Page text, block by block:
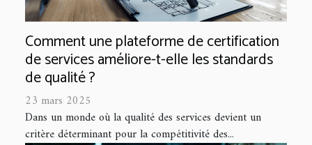
Comment une plateforme de certification
de services améliore-t-elle les standards
de qualité ?
23 mars 2025
Dans un monde où la qualité des services devient un
critère déterminant pour la compétitivité des...